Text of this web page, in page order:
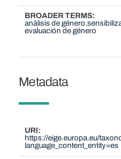
BROADER TERMS
análisis de género
evaluación de género
Metadata
URI
https://eige.europa.eu/
language_content_entity=es